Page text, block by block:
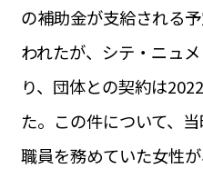
#カルカッソンヌ Carcassonne
#フランス生活
#レシピ #ビ
#アルザス地方
#フランスの地
の補助金が支給される
われたが、シテ・ニュ
り、団体との契約は
た。この件について、
職員を務めていた女性